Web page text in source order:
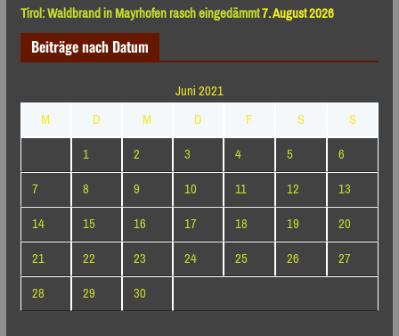
Tirol: Waldbrand in Mayrhofen rasch eingedämmt7. August 2026
Beiträge nach Datum
Juni 2021
M
D M D F S
S
1
2 3 4 5
6
7
8 9 10 11 12
13
14
15 16 17 18 19
20
21
22 23 24 25 26
27
28
29
30